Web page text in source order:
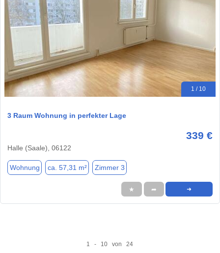
1 / 10
3 Raum Wohnung in perfekter Lage
339 €
Halle (Saale), 06122
Wohnung ca. 57,31 m² Zimmer 3
★ ➦ ➜
1 - 10 von 24